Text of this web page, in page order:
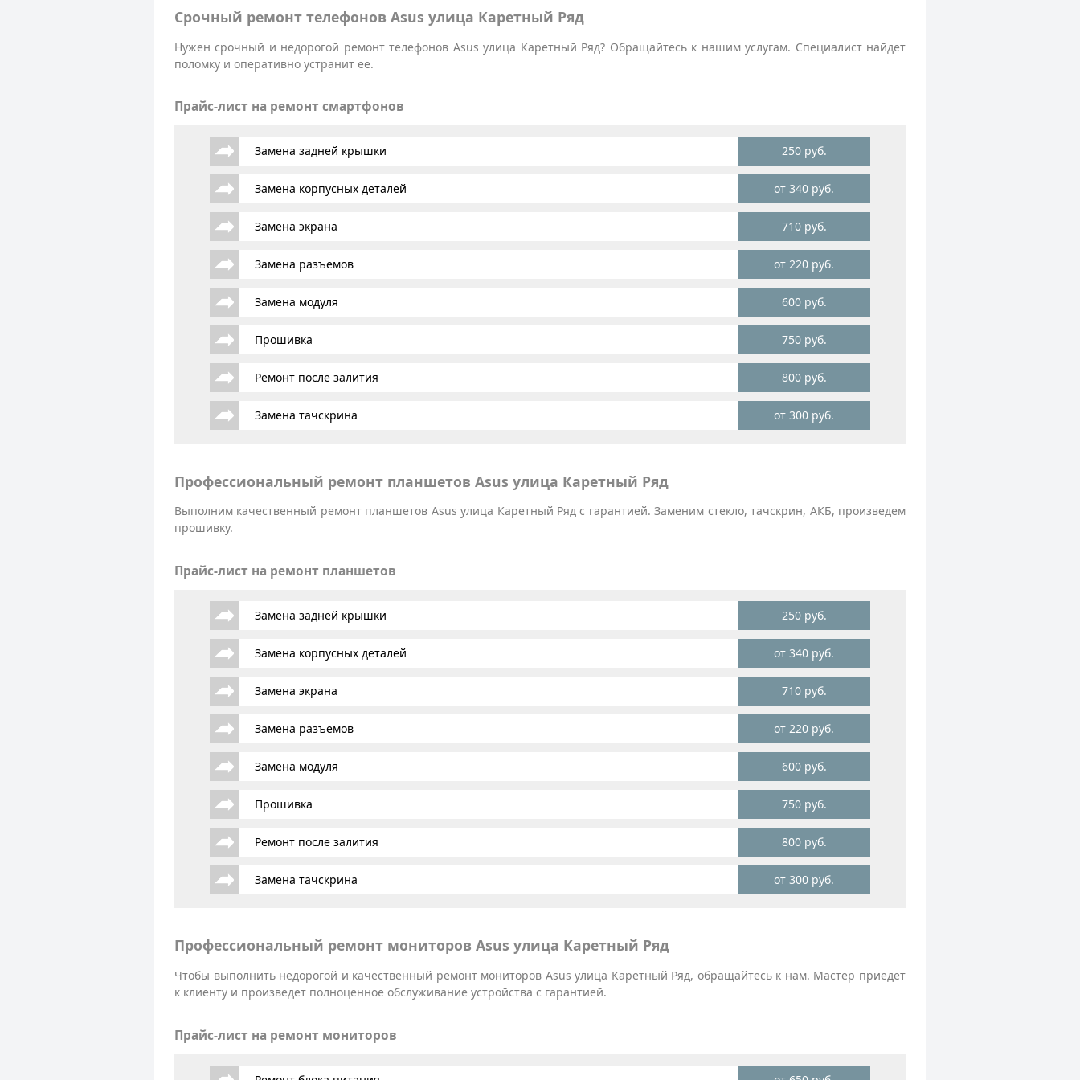
Срочный ремонт телефонов Asus улица Каретный Ряд
Нужен срочный и недорогой ремонт телефонов Asus улица Каретный Ряд? Обращайтесь к нашим услугам. Специалист найдет
поломку и оперативно устранит ее.
Прайс-лист на ремонт смартфонов
Замена задней крышки 250 руб.
Замена корпусных деталей от 340 руб.
Замена экрана 710 руб.
Замена разъемов от 220 руб.
Замена модуля 600 руб.
Прошивка 750 руб.
Ремонт после залития 800 руб.
Замена тачскрина от 300 руб.
Профессиональный ремонт планшетов Asus улица Каретный Ряд
Выполним качественный ремонт планшетов Asus улица Каретный Ряд с гарантией. Заменим стекло, тачскрин, АКБ, произведем
прошивку.
Прайс-лист на ремонт планшетов
Замена задней крышки 250 руб.
Замена корпусных деталей от 340 руб.
Замена экрана 710 руб.
Замена разъемов от 220 руб.
Замена модуля 600 руб.
Прошивка 750 руб.
Ремонт после залития 800 руб.
Замена тачскрина от 300 руб.
Профессиональный ремонт мониторов Asus улица Каретный Ряд
Чтобы выполнить недорогой и качественный ремонт мониторов Asus улица Каретный Ряд, обращайтесь к нам. Мастер приедет
к клиенту и произведет полноценное обслуживание устройства с гарантией.
Прайс-лист на ремонт мониторов